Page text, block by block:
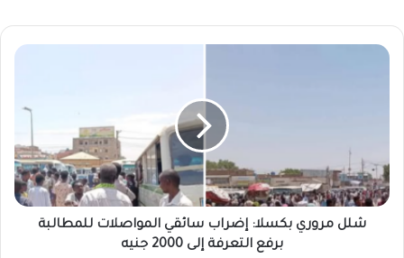
شلل
للمطالبة
برفع
التعرفة
شلل مروري بكسلا: إضراب سائقي المواصلات للمطالبة
برفع التعرفة إلى 2000 جنيه